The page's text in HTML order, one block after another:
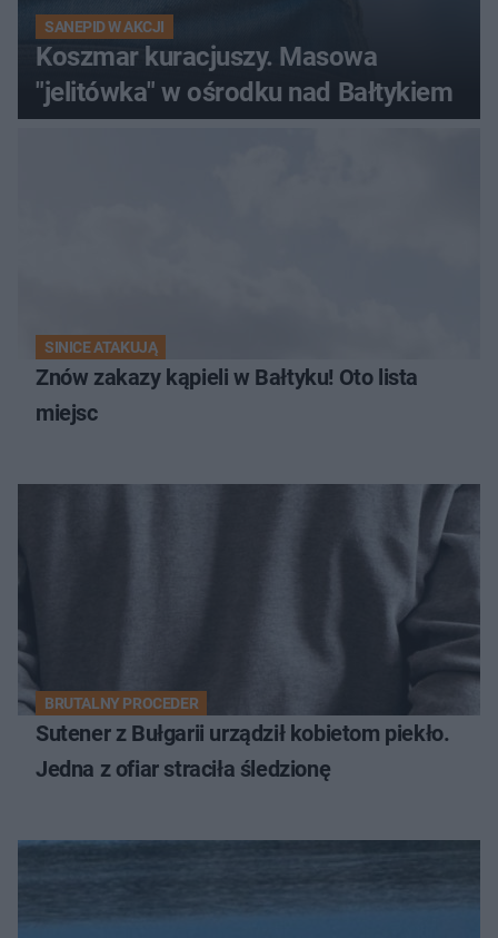
SANEPID W AKCJI
Koszmar kuracjuszy. Masowa
"jelitówka" w ośrodku nad Bałtykiem
SINICE ATAKUJĄ
Znów zakazy kąpieli w Bałtyku! Oto lista
miejsc
BRUTALNY PROCEDER
Sutener z Bułgarii urządził kobietom piekło.
Jedna z ofiar straciła śledzionę